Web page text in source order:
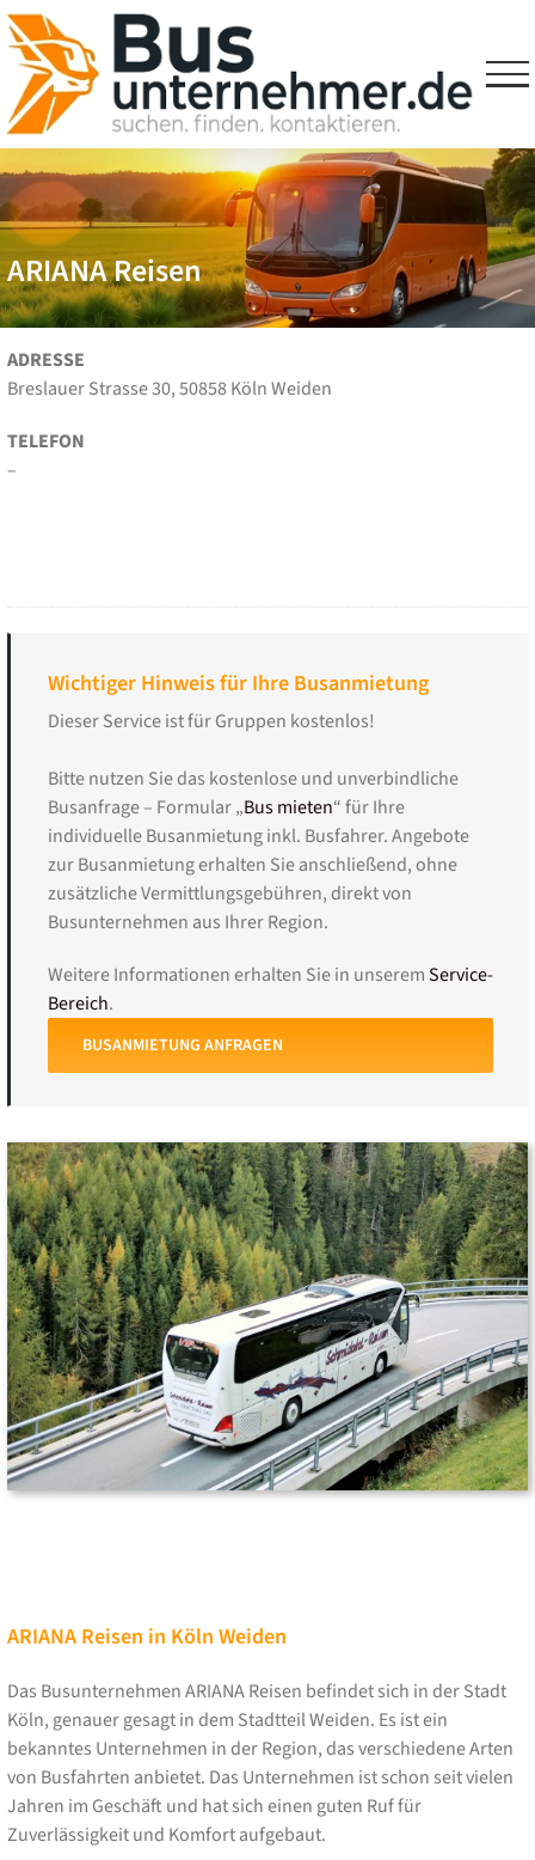
Skip
to
content
ARIANA Reisen
ADRESSE
Breslauer Strasse 30, 50858 Köln Weiden
TELEFON
–
Wichtiger Hinweis für Ihre Busanmietung
Dieser Service ist für Gruppen kostenlos!
Bitte nutzen Sie das kostenlose und unverbindliche
Busanfrage – Formular „Bus mieten“ für Ihre
individuelle Busanmietung inkl. Busfahrer. Angebote
zur Busanmietung erhalten Sie anschließend, ohne
zusätzliche Vermittlungsgebühren, direkt von
Busunternehmen aus Ihrer Region.
Weitere Informationen erhalten Sie in unseremService-
Bereich.
BUSANMIETUNG ANFRAGEN
ARIANA Reisen in Köln Weiden
Das Busunternehmen ARIANA Reisen befindet sich in der Stadt
Köln, genauer gesagt in dem Stadtteil Weiden. Es ist ein
bekanntes Unternehmen in der Region, das verschiedene Arten
von Busfahrten anbietet. Das Unternehmen ist schon seit vielen
Jahren im Geschäft und hat sich einen guten Ruf für
Zuverlässigkeit und Komfort aufgebaut.